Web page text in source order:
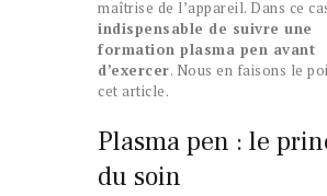
maîtrise de l’appareil. Dans ce
indispensable de suivre une
formation plasma pen avant
d’exercer. Nous en faisons le
cet article.
Plasma pen : le
du soin